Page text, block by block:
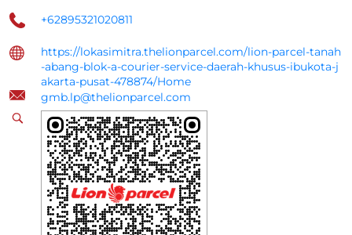
+62895321020811
https://lokasimitra.thelionparcel.com/lion-parcel-tanah
-abang-blok-a-courier-service-daerah-khusus-ibukota-j
akarta-pusat-478874/Home
gmb.lp@thelionparcel.com